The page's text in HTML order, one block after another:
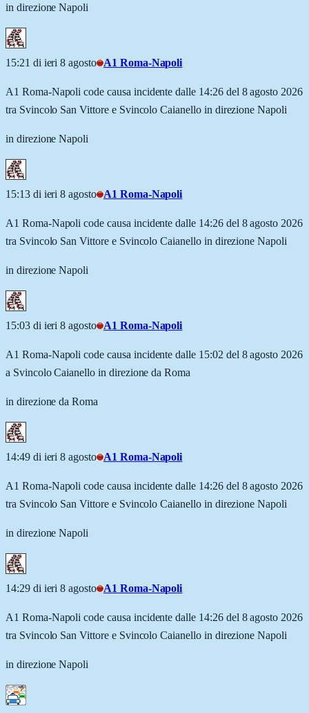
in direzione Napoli
15:21 di ieri 8 agosto A1 Roma-Napoli
A1 Roma-Napoli code causa incidente dalle 14:26 del 8 agosto 2026
tra Svincolo San Vittore e Svincolo Caianello in direzione Napoli
in direzione Napoli
15:13 di ieri 8 agosto A1 Roma-Napoli
A1 Roma-Napoli code causa incidente dalle 14:26 del 8 agosto 2026
tra Svincolo San Vittore e Svincolo Caianello in direzione Napoli
in direzione Napoli
15:03 di ieri 8 agosto A1 Roma-Napoli
A1 Roma-Napoli code causa incidente dalle 15:02 del 8 agosto 2026
a Svincolo Caianello in direzione da Roma
in direzione da Roma
14:49 di ieri 8 agosto A1 Roma-Napoli
A1 Roma-Napoli code causa incidente dalle 14:26 del 8 agosto 2026
tra Svincolo San Vittore e Svincolo Caianello in direzione Napoli
in direzione Napoli
14:29 di ieri 8 agosto A1 Roma-Napoli
A1 Roma-Napoli code causa incidente dalle 14:26 del 8 agosto 2026
tra Svincolo San Vittore e Svincolo Caianello in direzione Napoli
in direzione Napoli